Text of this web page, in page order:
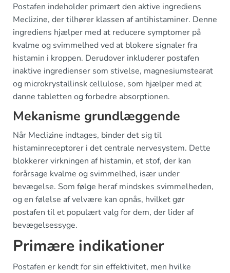
Postafen indeholder primært den aktive ingrediens
Meclizine, der tilhører klassen af antihistaminer. Denne
ingrediens hjælper med at reducere symptomer på
kvalme og svimmelhed ved at blokere signaler fra
histamin i kroppen. Derudover inkluderer postafen
inaktive ingredienser som stivelse, magnesiumstearat
og microkrystallinsk cellulose, som hjælper med at
danne tabletten og forbedre absorptionen.
Mekanisme grundlæggende
Når Meclizine indtages, binder det sig til
histaminreceptorer i det centrale nervesystem. Dette
blokkerer virkningen af histamin, et stof, der kan
forårsage kvalme og svimmelhed, især under
bevægelse. Som følge heraf mindskes svimmelheden,
og en følelse af velvære kan opnås, hvilket gør
postafen til et populært valg for dem, der lider af
bevægelsessyge.
Primære indikationer
Postafen er kendt for sin effektivitet, men hvilke